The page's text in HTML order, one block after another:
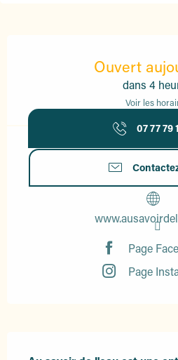
Ouvert
dans 4
Voir les
07 77 79
Page
Page